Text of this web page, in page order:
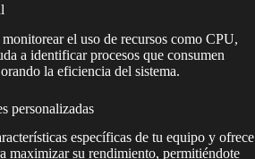
el uso de recursos como CPU,
a identificar procesos que consumen
la eficiencia del sistema.
personalizadas
específicas de tu equipo y ofrece
maximizar su rendimiento, permitiéndote